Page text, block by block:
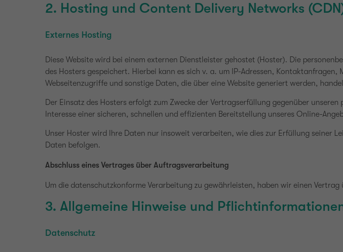
2. Hosting und Content Delivery Networks
Externes Hosting
Diese Website wird bei einem externen Dienstleister gehostet (Hoster). Die
des Hosters gespeichert. Hierbei kann es sich v. a. um IP-Adressen,
Webseitenzugriffe und sonstige Daten, die über eine Website generiert werden,
Der Einsatz des Hosters erfolgt zum Zwecke der Vertragserfüllung gegenüber
Interesse einer sicheren, schnellen und effizienten Bereitstellung unseres Online-
Unser Hoster wird Ihre Daten nur insoweit verarbeiten, wie dies zur Erfüllung seiner
Daten befolgen.
Abschluss eines Vertrages über Auftragsverarbeitung
Um die datenschutzkonforme Verarbeitung zu gewährleisten, haben wir einen
3. Allgemeine Hinweise und
Datenschutz